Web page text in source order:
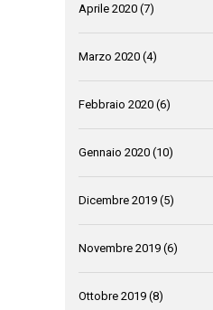
Aprile 2020 (7)
Marzo 2020 (4)
Febbraio 2020 (6)
Gennaio 2020 (10)
Dicembre 2019 (5)
Novembre 2019 (6)
Ottobre 2019 (8)